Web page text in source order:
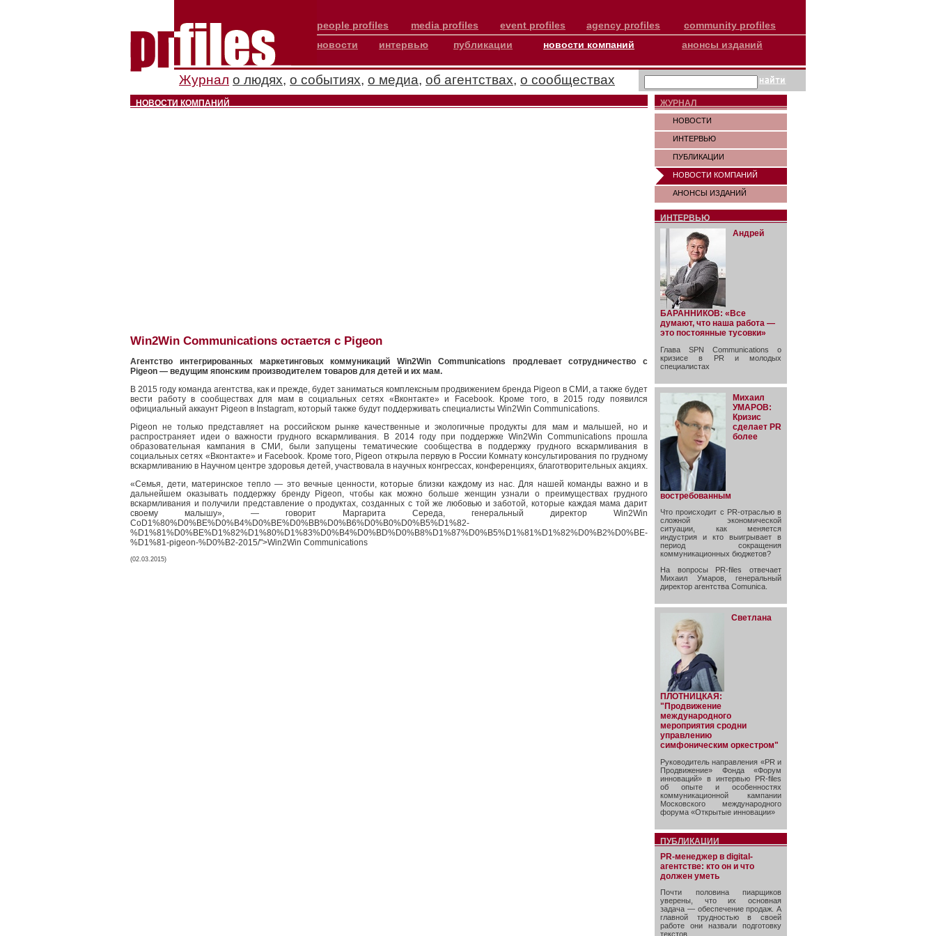
people profiles media profiles event profiles agency profiles
community profiles
новости
интервью публикации новости компаний анонсы изданий
Журнал о людях, о событиях, о медиа, об агентствах, о сообществах
НОВОСТИ КОМПАНИЙ
Win2Win Communications остается с Pigeon
Агентство интегрированных маркетинговых коммуникаций Win2Win Communications продлевает сотрудничество с
Pigeon — ведущим японским производителем товаров для детей и их мам.
В 2015 году команда агентства, как и прежде, будет заниматься комплексным продвижением бренда Pigeon в СМИ, а также будет
вести работу в сообществах для мам в социальных сетях «Вконтакте» и Facebook. Кроме того, в 2015 году появился
официальный аккаунт Pigeon в Instagram, который также будут поддерживать специалисты Win2Win Communications.
Pigeon не только представляет на российском рынке качественные и экологичные продукты для мам и малышей, но и
распространяет идеи о важности грудного вскармливания. В 2014 году при поддержке Win2Win Communications прошла
образовательная кампания в СМИ, были запущены тематические сообщества в поддержку грудного вскармливания в
социальных сетях «Вконтакте» и Facebook. Кроме того, Pigeon открыла первую в России Комнату консультирования по грудному
вскармливанию в Научном центре здоровья детей, участвовала в научных конгрессах, конференциях, благотворительных акциях.
«Семья, дети, материнское тепло — это вечные ценности, которые близки каждому из нас. Для нашей команды важно и в
дальнейшем оказывать поддержку бренду Pigeon, чтобы как можно больше женщин узнали о преимуществах грудного
вскармливания и получили представление о продуктах, созданных с той же любовью и заботой, которые каждая мама дарит
своему малышу», — говорит Маргарита Середа, генеральный директор Win2Win
CoD1%80%D0%BE%D0%B4%D0%BE%D0%BB%D0%B6%D0%B0%D0%B5%D1%82-
%D1%81%D0%BE%D1%82%D1%80%D1%83%D0%B4%D0%BD%D0%B8%D1%87%D0%B5%D1%81%D1%82%D0%B2%D0%BE-
%D1%81-pigeon-%D0%B2-2015/">Win2Win Communications
(02.03.2015)
ЖУРНАЛ
НОВОСТИ
ИНТЕРВЬЮ
ПУБЛИКАЦИИ
НОВОСТИ КОМПАНИЙ
АНОНСЫ ИЗДАНИЙ
ИНТЕРВЬЮ
Андрей
БАРАННИКОВ: «Все
думают, что наша работа —
это постоянные тусовки»
Глава SPN Communications о
кризисе в PR и молодых
специалистах
Михаил
УМАРОВ:
Кризис
сделает PR
более
востребованным
Что происходит с PR-отраслью в
сложной экономической
ситуации, как меняется
индустрия и кто выигрывает в
период сокращения
коммуникационных бюджетов?
На вопросы PR-files отвечает
Михаил Умаров, генеральный
директор агентства Comunica.
Светлана
ПЛОТНИЦКАЯ:
"Продвижение
международного
мероприятия сродни
управлению
симфоническим оркестром"
Руководитель направления «PR и
Продвижение» Фонда «Форум
инноваций» в интервью PR-files
об опыте и особенностях
коммуникационной кампании
Московского международного
форума «Открытые инновации»
ПУБЛИКАЦИИ
PR-менеджер в digital-
агентстве: кто он и что
должен уметь
Почти половина пиарщиков
уверены, что их основная
задача — обеспечение продаж. А
главной трудностью в своей
работе они назвали подготовку
текстов